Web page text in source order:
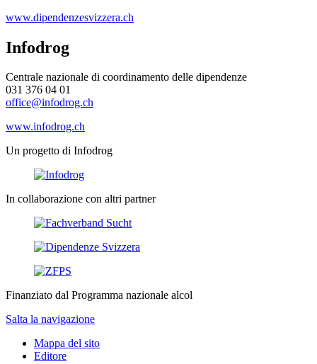
www.dipendenzesvizzera.ch
Infodrog
Centrale nazionale di coordinamento delle dipendenze
031 376 04 01
office@infodrog.ch
www.infodrog.ch
Un progetto di Infodrog
In collaborazione con altri partner
Finanziato dal Programma nazionale alcol
Salta la navigazione
Mappa del sito
Editore